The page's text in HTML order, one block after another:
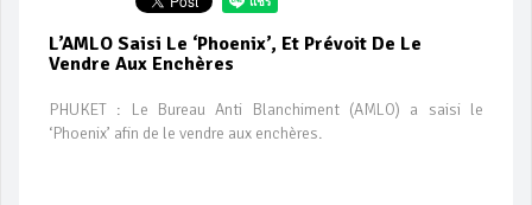
L’AMLO Saisi Le ‘Phoenix’, Et Prévoit De Le
Vendre Aux Enchères
PHUKET : Le Bureau Anti Blanchiment (AMLO) a saisi le
‘Phoenix’ afin de le vendre aux enchères.